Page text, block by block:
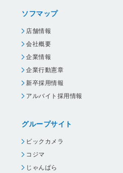
ソフマップ
店舗情報
会社概要
企業情報
企業行動憲章
新卒採用情報
アルバイト採用情報
グループサイト
ビックカメラ
コジマ
じゃんぱら